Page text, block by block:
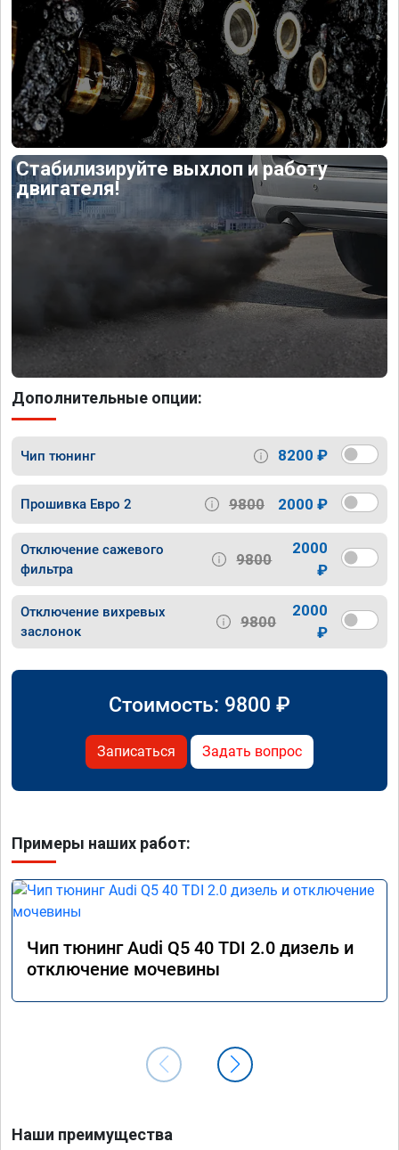
Стабилизируйте выхлоп и работу
двигателя!
Дополнительные опции:
Чип тюнинг 8200 ₽
Прошивка Евро 2 9800 2000 ₽
Отключение сажевого
фильтра
9800
2000
₽
Отключение вихревых
заслонок
9800
2000
₽
Стоимость: 9800 ₽
Записаться Задать вопрос
Примеры наших работ:
Чип тюнинг Audi Q5 40 TDI 2.0 дизель и
отключение мочевины
Наши преимущества